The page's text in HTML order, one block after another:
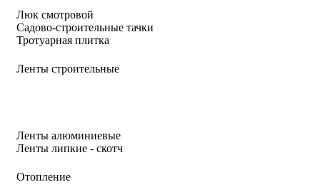
Люк смотровой
Садово-строительные тачки
Тротуарная плитка
Ленты строительные
Ленты алюминиевые
Ленты липкие - скотч
Отопление